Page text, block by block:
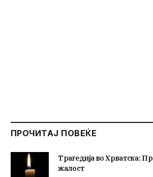
ПРОЧИТАЈ ПОВЕЌЕ
Трагедија во Хрватска:
жалост